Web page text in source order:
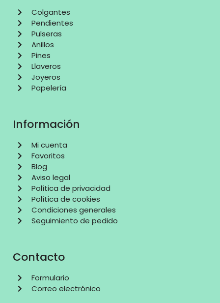
Colgantes
Pendientes
Pulseras
Anillos
Pines
Llaveros
Joyeros
Papelería
Información
Mi cuenta
Favoritos
Blog
Aviso legal
Política de privacidad
Política de cookies
Condiciones generales
Seguimiento de pedido
Contacto
Formulario
Correo electrónico